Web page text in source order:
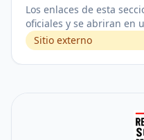
Los enlaces de esta
oficiales y se abriran en
Sitio externo